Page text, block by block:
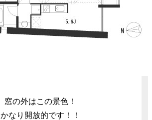
窓の外はこの景色！
かなり開放的です！！